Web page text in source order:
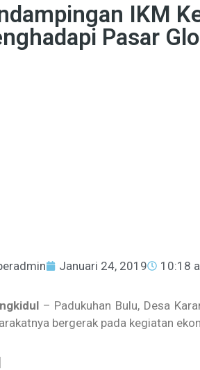
IKM
Pasar
Januari 24, 2019 10:18
– Padukuhan Bulu, Desa
bergerak pada kegiatan